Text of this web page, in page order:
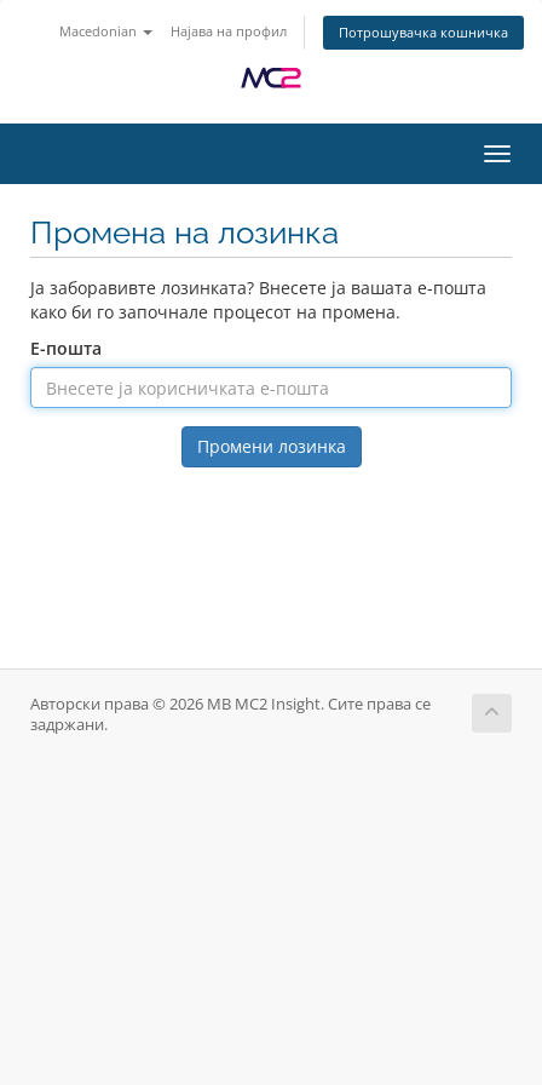
Macedonian Најава на профил Потрошувачка кошничка
Промена на лозинка
Ја заборавивте лозинката? Внесете ја вашата е-пошта
како би го започнале процесот на промена.
Е-пошта
Промени лозинка
Авторски права © 2026 MB MC2 Insight. Сите права се
задржани.